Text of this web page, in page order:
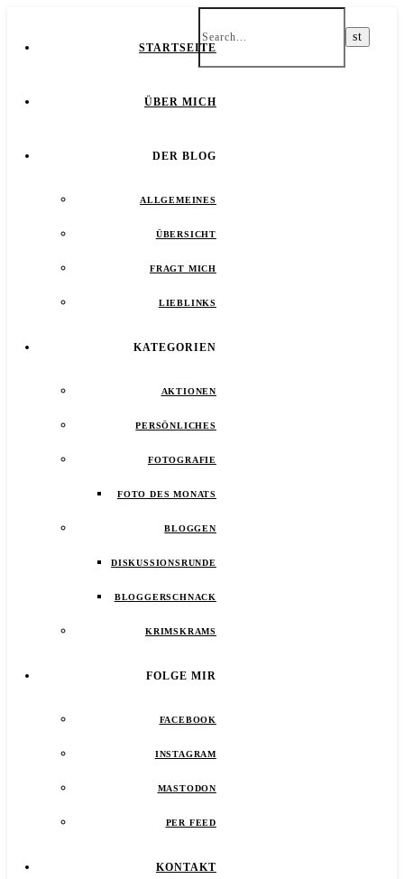
STARTSEITE
ÜBER MICH
DER BLOG
ALLGEMEINES
ÜBERSICHT
FRAGT MICH
LIEBLINKS
KATEGORIEN
AKTIONEN
PERSÖNLICHES
FOTOGRAFIE
FOTO DES MONATS
BLOGGEN
DISKUSSIONSRUNDE
BLOGGERSCHNACK
KRIMSKRAMS
FOLGE MIR
FACEBOOK
INSTAGRAM
MASTODON
PER FEED
KONTAKT